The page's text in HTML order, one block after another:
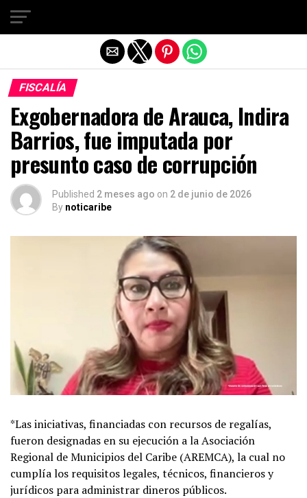
FISCALÍA
Exgobernadora de Arauca, Indira
Barrios, fue imputada por
presunto caso de corrupción
Published 2 meses ago on 2 de junio de 2026
By noticaribe
*Las iniciativas, financiadas con recursos de regalías,
fueron designadas en su ejecución a la Asociación
Regional de Municipios del Caribe (AREMCA), la cual no
cumplía los requisitos legales, técnicos, financieros y
jurídicos para administrar dineros públicos.